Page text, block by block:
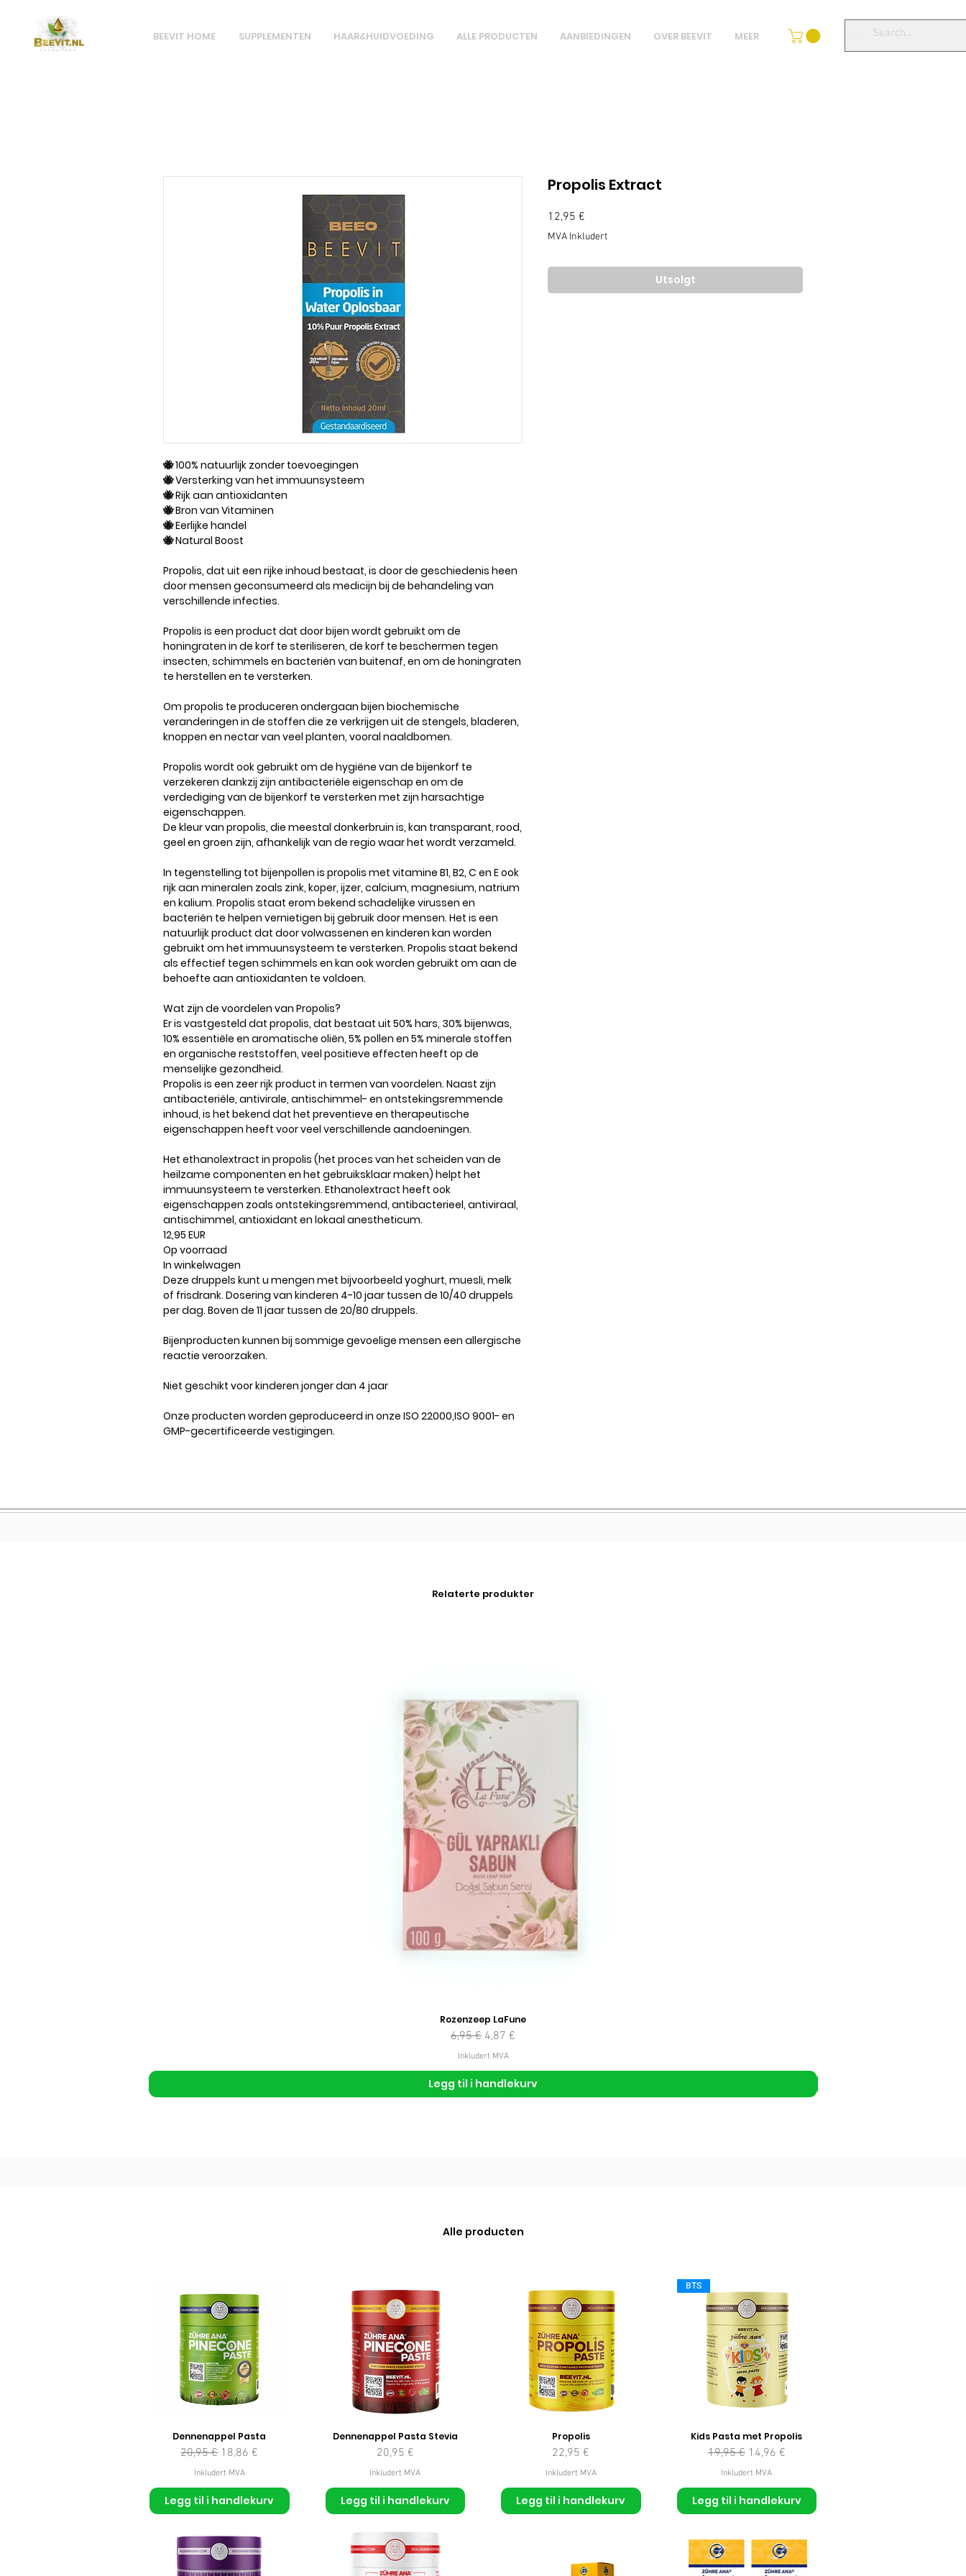
BEEVIT HOME SUPPLEMENTEN HAAR&HUIDVOEDING ALLE PRODUCTEN AANBIEDINGEN OVER BEEVIT MEER
🐝 100% natuurlijk zonder toevoegingen
🐝 Versterking van het immuunsysteem
🐝 Rijk aan antioxidanten
🐝 Bron van Vitaminen
🐝 Eerlijke handel
🐝 Natural Boost
Propolis, dat uit een rijke inhoud bestaat, is door de geschiedenis heen
door mensen geconsumeerd als medicijn bij de behandeling van
verschillende infecties.
Propolis is een product dat door bijen wordt gebruikt om de
honingraten in de korf te steriliseren, de korf te beschermen tegen
insecten, schimmels en bacteriën van buitenaf, en om de honingraten
te herstellen en te versterken.
Om propolis te produceren ondergaan bijen biochemische
veranderingen in de stoffen die ze verkrijgen uit de stengels, bladeren,
knoppen en nectar van veel planten, vooral naaldbomen.
Propolis wordt ook gebruikt om de hygiëne van de bijenkorf te
verzekeren dankzij zijn antibacteriële eigenschap en om de
verdediging van de bijenkorf te versterken met zijn harsachtige
eigenschappen.
De kleur van propolis, die meestal donkerbruin is, kan transparant, rood,
geel en groen zijn, afhankelijk van de regio waar het wordt verzameld.
In tegenstelling tot bijenpollen is propolis met vitamine B1, B2, C en E ook
rijk aan mineralen zoals zink, koper, ijzer, calcium, magnesium, natrium
en kalium. Propolis staat erom bekend schadelijke virussen en
bacteriën te helpen vernietigen bij gebruik door mensen. Het is een
natuurlijk product dat door volwassenen en kinderen kan worden
gebruikt om het immuunsysteem te versterken. Propolis staat bekend
als effectief tegen schimmels en kan ook worden gebruikt om aan de
behoefte aan antioxidanten te voldoen.
Wat zijn de voordelen van Propolis?
Er is vastgesteld dat propolis, dat bestaat uit 50% hars, 30% bijenwas,
10% essentiële en aromatische oliën, 5% pollen en 5% minerale stoffen
en organische reststoffen, veel positieve effecten heeft op de
menselijke gezondheid.
Propolis is een zeer rijk product in termen van voordelen. Naast zijn
antibacteriële, antivirale, antischimmel- en ontstekingsremmende
inhoud, is het bekend dat het preventieve en therapeutische
eigenschappen heeft voor veel verschillende aandoeningen.
Het ethanolextract in propolis (het proces van het scheiden van de
heilzame componenten en het gebruiksklaar maken) helpt het
immuunsysteem te versterken. Ethanolextract heeft ook
eigenschappen zoals ontstekingsremmend, antibacterieel, antiviraal,
antischimmel, antioxidant en lokaal anestheticum.
12,95 EUR
Op voorraad
In winkelwagen
Deze druppels kunt u mengen met bijvoorbeeld yoghurt, muesli, melk
of frisdrank. Dosering van kinderen 4-10 jaar tussen de 10/40 druppels
per dag. Boven de 11 jaar tussen de 20/80 druppels.
Bijenproducten kunnen bij sommige gevoelige mensen een allergische
reactie veroorzaken.
Niet geschikt voor kinderen jonger dan 4 jaar
Onze producten worden geproduceerd in onze ISO 22000,ISO 9001- en
GMP-gecertificeerde vestigingen.
Propolis Extract
12,95 €
MVA Inkludert
Utsolgt
Relaterte produkter
Rozenzeep LaFune
Vanlig pris
6,95 € Salgspris
4,87 €
Inkludert MVA
Legg til i handlekurv
Alle producten
Dennenappel Pasta
Vanlig pris
20,95 € Salgspris
18,86 €
Inkludert MVA
Legg til i handlekurv
Dennenappel Pasta Stevia
Pris
20,95 €
Inkludert MVA
Legg til i handlekurv
Propolis
Pris
22,95 €
Inkludert MVA
Legg til i handlekurv
BTS
Kids Pasta met Propolis
Vanlig pris
19,95 € Salgspris
14,96 €
Inkludert MVA
Legg til i handlekurv